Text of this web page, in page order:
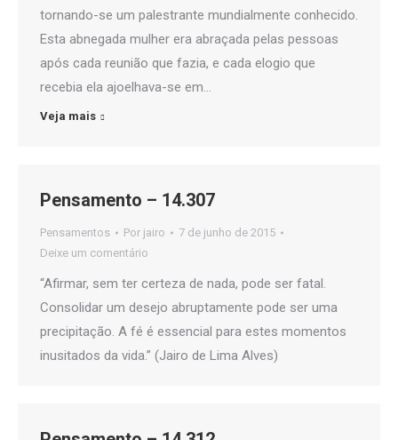
tornando-se um palestrante mundialmente conhecido.
Esta abnegada mulher era abraçada pelas pessoas
após cada reunião que fazia, e cada elogio que
recebia ela ajoelhava-se em…
Veja mais
Pensamento – 14.307
Pensamentos Por jairo
7 de junho de 2015
Deixe um comentário
“Afirmar, sem ter certeza de nada, pode ser fatal.
Consolidar um desejo abruptamente pode ser uma
precipitação. A fé é essencial para estes momentos
inusitados da vida.” (Jairo de Lima Alves)